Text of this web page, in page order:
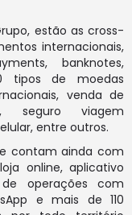
estão as cross-
internacionais,
banknotes,
de moedas
venda de
seguro viagem
entre outros.
contam ainda com
online, aplicativo
operações com
e mais de 110